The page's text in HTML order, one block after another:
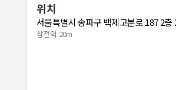
위치
서울특별시 송파구 백제고분로 187 2
삼전역 20m